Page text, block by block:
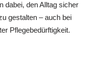
dabei, den Alltag sicher
gestalten – auch bei
Pflegebedürftigkeit.